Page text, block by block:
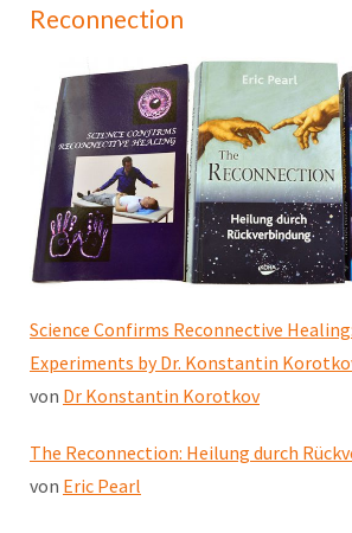
Reconnection
Science Confirms Reconnective
Experiments by Dr. Konstantin
von Dr Konstantin Korotkov
The Reconnection: Heilung durch
von Eric Pearl